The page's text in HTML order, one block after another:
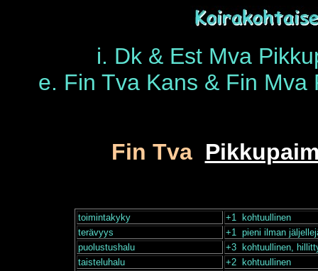
i. Dk & Est Mva
e. Fin Tva Kans & Fin Mva
Fin Tva
toimintakyky
+1 kohtuullinen
terävyys
+1 pieni ilman
puolustushalu
+3 kohtuullinen,
taisteluhalu
+2 kohtuullinen